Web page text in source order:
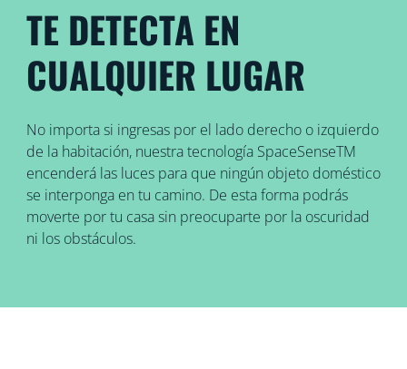
TE DETECTA EN
CUALQUIER LUGAR
No importa si ingresas por el lado derecho o izquierdo
de la habitación, nuestra tecnología SpaceSenseTM
encenderá las luces para que ningún objeto doméstico
se interponga en tu camino. De esta forma podrás
moverte por tu casa sin preocuparte por la oscuridad
ni los obstáculos.